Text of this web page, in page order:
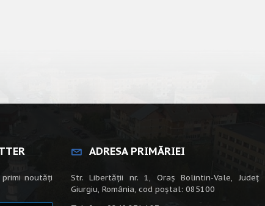
noutăți
ADRESA PRIMĂRIEI
Str. Libertății nr. 1, Oraș Bolintin-Vale, Județ
Giurgiu, România, cod poștal: 085100